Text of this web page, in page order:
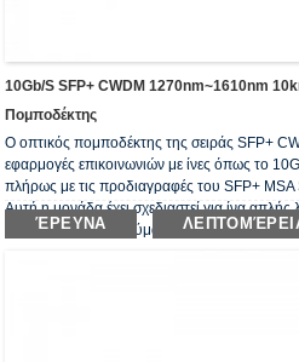
10Gb/s SFP+ CWDM 1270nm~1610nm
Πομποδέκτης
Ο οπτικός πομποδέκτης της σειράς SFP+
εφαρμογές επικοινωνιών με ίνες όπως το
πλήρως με τις προδιαγραφές του SFP+ MSA
Αυτή η μονάδα έχει σχεδιαστεί για ίνα απλής
ονομαστικό μήκος κύματος του μήκους
ΈΡΕΥΝΑ